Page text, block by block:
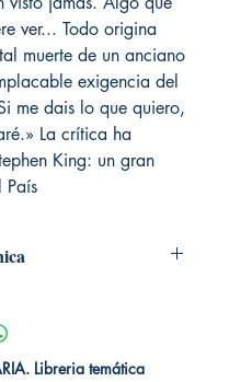
ver... Todo origina
muerte de un anciano
exigencia del
me dais lo que quiero,
La crítica ha
King: un gran
País
Tapa blanda
Libreria temática